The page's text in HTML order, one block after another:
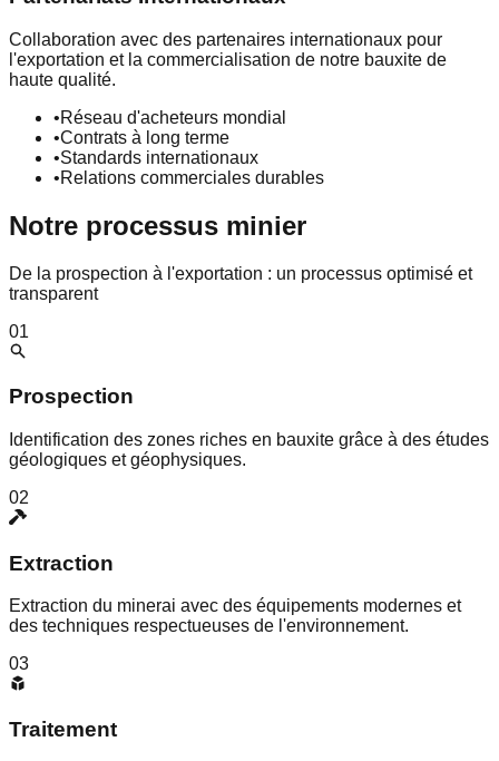
Collaboration avec des partenaires internationaux pour
l'exportation et la commercialisation de notre bauxite de
haute qualité.
•Réseau d'acheteurs mondial
•Contrats à long terme
•Standards internationaux
•Relations commerciales durables
Notre processus minier
De la prospection à l'exportation : un processus optimisé et
transparent
01
Prospection
Identification des zones riches en bauxite grâce à des études
géologiques et géophysiques.
02
Extraction
Extraction du minerai avec des équipements modernes et
des techniques respectueuses de l'environnement.
03
Traitement